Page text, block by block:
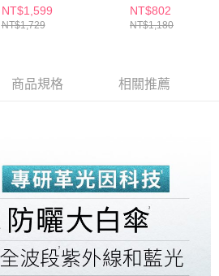
NT$1,599
NT$1,729
NT$802
NT$1,180
商品規格 相關推薦